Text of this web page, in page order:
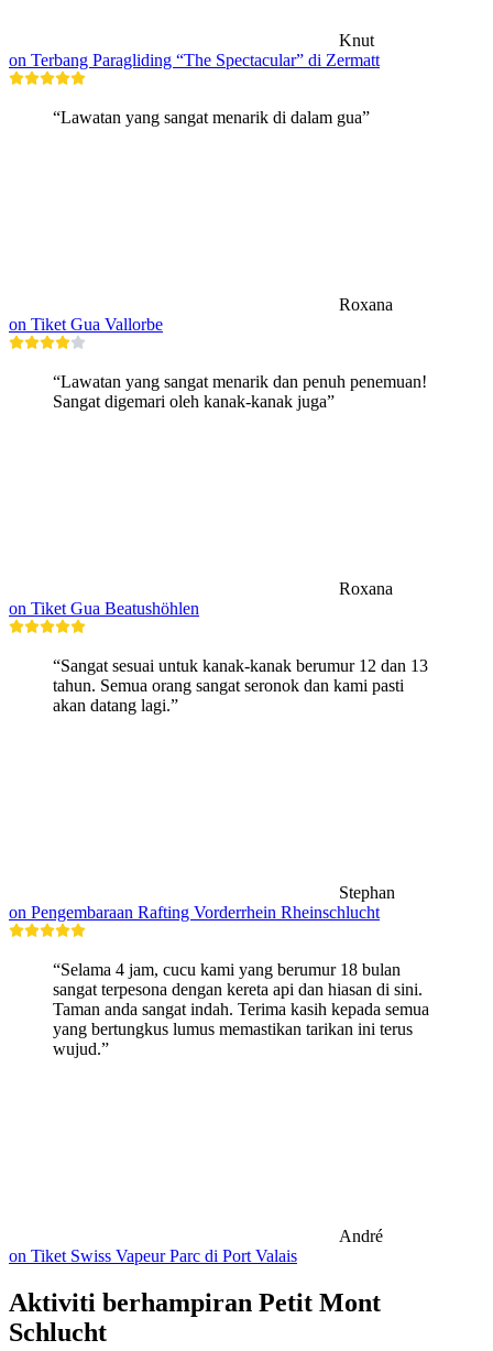
Knut
on Terbang Paragliding “The Spectacular” di Zermatt
“Lawatan yang sangat menarik di dalam gua”
Roxana
on Tiket Gua Vallorbe
“Lawatan yang sangat menarik dan penuh penemuan!
Sangat digemari oleh kanak-kanak juga”
Roxana
on Tiket Gua Beatushöhlen
“Sangat sesuai untuk kanak-kanak berumur 12 dan 13
tahun. Semua orang sangat seronok dan kami pasti
akan datang lagi.”
Stephan
on Pengembaraan Rafting Vorderrhein Rheinschlucht
“Selama 4 jam, cucu kami yang berumur 18 bulan
sangat terpesona dengan kereta api dan hiasan di sini.
Taman anda sangat indah. Terima kasih kepada semua
yang bertungkus lumus memastikan tarikan ini terus
wujud.”
André
on Tiket Swiss Vapeur Parc di Port Valais
Aktiviti berhampiran Petit Mont
Schlucht